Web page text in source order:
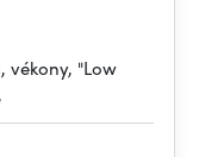
vékony, "Low